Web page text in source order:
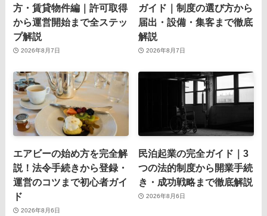
方・賃貸物件編｜許可取得
から運営開始まで全ステッ
プ解説
2026年8月7日
ガイド｜制度の選び方から
届出・設備・集客まで徹底
解説
2026年8月7日
エアビーの始め方を完全解
説！法令手続きから登録・
運営のコツまで初心者ガイ
ド
2026年8月6日
民泊起業の完全ガイド｜3
つの法的制度から開業手続
き・成功戦略まで徹底解説
2026年8月6日